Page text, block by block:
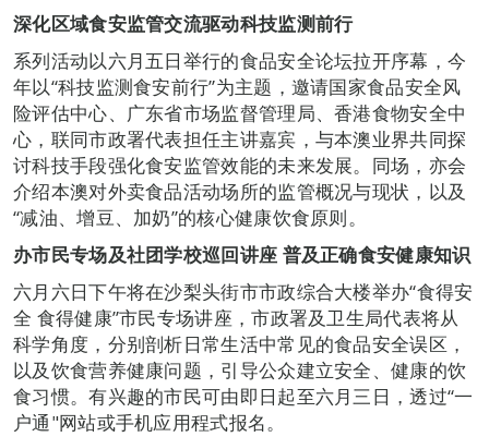
深化区域食安监管交流驱动科技监测前行
系列活动以六月五日举行的食品安全论坛拉开序幕，今
年以“科技监测食安前行”为主题，邀请国家食品安全风
险评估中心、广东省市场监督管理局、香港食物安全中
心，联同市政署代表担任主讲嘉宾，与本澳业界共同探
讨科技手段强化食安监管效能的未来发展。同场，亦会
介绍本澳对外卖食品活动场所的监管概况与现状，以及
“减油、增豆、加奶”的核心健康饮食原则。
办市民专场及社团学校巡回讲座 普及正确食安健康知识
六月六日下午将在沙梨头街市市政综合大楼举办“食得安
全 食得健康”市民专场讲座，市政署及卫生局代表将从
科学角度，分别剖析日常生活中常见的食品安全误区，
以及饮食营养健康问题，引导公众建立安全、健康的饮
食习惯。有兴趣的市民可由即日起至六月三日，透过“一
户通"网站或手机应用程式报名。